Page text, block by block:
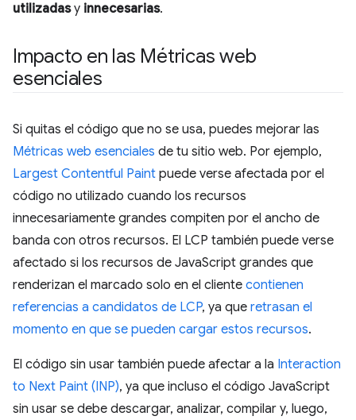
utilizadasy innecesarias.
Impacto en las Métricas web
esenciales
Si quitas el código que no se usa, puedes mejorar las
Métricas web esenciales de tu sitio web. Por ejemplo,
Largest Contentful Paint puede verse afectada por el
código no utilizado cuando los recursos
innecesariamente grandes compiten por el ancho de
banda con otros recursos. El LCP también puede verse
afectado si los recursos de JavaScript grandes que
renderizan el marcado solo en el cliente contienen
referencias a candidatos de LCP, ya que retrasan el
momento en que se pueden cargar estos recursos.
El código sin usar también puede afectar a la Interaction
to Next Paint (INP), ya que incluso el código JavaScript
sin usar se debe descargar, analizar, compilar y, luego,